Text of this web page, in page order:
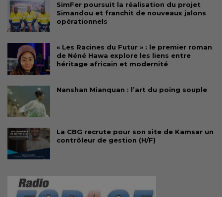
SimFer poursuit la réalisation du projet
Simandou et franchit de nouveaux jalons
opérationnels
« Les Racines du Futur » : le premier roman
de Néné Hawa explore les liens entre
héritage africain et modernité
Nanshan Mianquan : l’art du poing souple
La CBG recrute pour son site de Kamsar un
contrôleur de gestion (H/F)